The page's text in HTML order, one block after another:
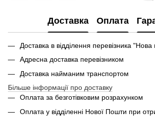
Доставка Оплата
Доставка в відділення перевізника "Нова
Адресна доставка перевізником
Доставка найманим транспортом
Більше інформації про доставку
Оплата за безготівковим розрахунком
Оплата у відділенні Нової Пошти при